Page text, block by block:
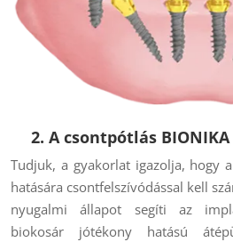
2. A csontpótlás
Tudjuk, a gyakorlat igazolja, hogy
hatására csontfelszívódással kell
nyugalmi állapot segíti az
biokosár jótékony hatású